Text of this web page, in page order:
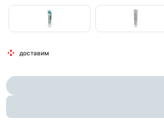
Item
of
1
2
доставим